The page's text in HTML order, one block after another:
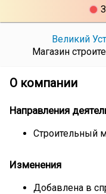
Великий
Магазин
О компании
Направления
Строительный
Изменения
Добавлена в